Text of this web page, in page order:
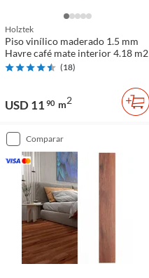
Holztek
Piso vinílico maderado 1.5 mm
Havre café mate interior 4.18 m2
(18)
USD 11 90 m2
comparar